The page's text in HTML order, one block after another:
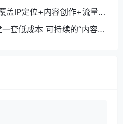
盖IP定位+内容创作+流量获
套低成本 可持续的“内容-